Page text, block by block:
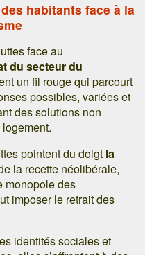
habitants face à la
face au
du secteur du
un fil rouge qui parcourt
possibles, variées et
des solutions non
pointent du doigt la
la recette néolibérale,
monopole des
imposer le retrait des
identités sociales et